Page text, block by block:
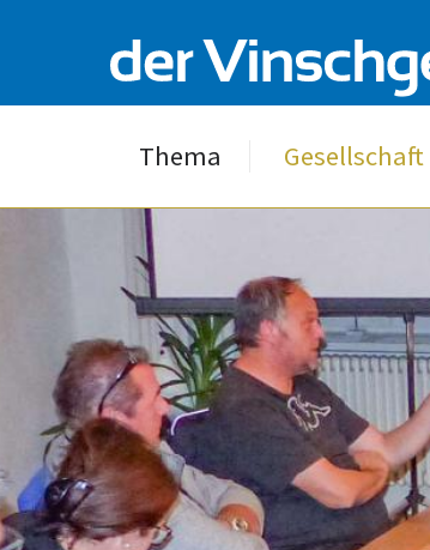
Thema Gesellschaft